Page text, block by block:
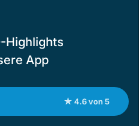
Highlights
App
★ 4.6 von 5